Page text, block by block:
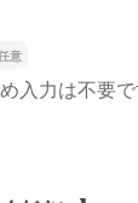
入力は不要で